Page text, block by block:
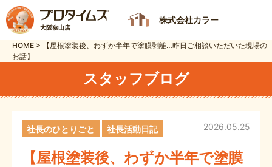
大阪狭山店
株式会社カラー
HOME >
【屋根塗装後、わずか半年で塗膜剥離…昨日ご相談いただいた現場の
お話】
スタッフブログ
【屋根塗装後、わずか半年で塗膜
2026.05.25
社長のひとりごと 社長活動日記